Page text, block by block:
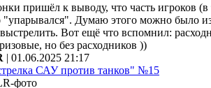
пришёл к выводу, что часть игроков
"упарывался". Думаю этого можно было
Вот ещё что вспомнил:
но без расходников ))
| 01.06.2025 21:17
САУ против танков" №15